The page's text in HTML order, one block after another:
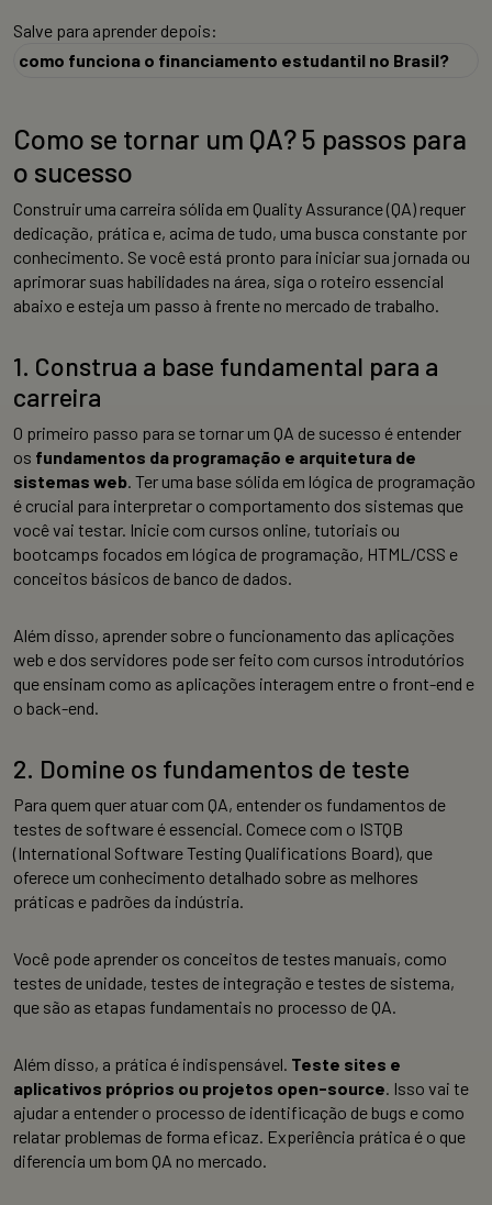
Salve para aprender depois:
como funciona o financiamento estudantil no Brasil?
Como se tornar um QA? 5 passos para
o sucesso
Construir uma carreira sólida em Quality Assurance (QA) requer
dedicação, prática e, acima de tudo, uma busca constante por
conhecimento. Se você está pronto para iniciar sua jornada ou
aprimorar suas habilidades na área, siga o roteiro essencial
abaixo e esteja um passo à frente no mercado de trabalho.
1. Construa a base fundamental para a
carreira
O primeiro passo para se tornar um QA de sucesso é entender
os fundamentos da programação e arquitetura de
sistemas web . Ter uma base sólida em lógica de programação
é crucial para interpretar o comportamento dos sistemas que
você vai testar. Inicie com cursos online, tutoriais ou
bootcamps focados em lógica de programação, HTML/CSS e
conceitos básicos de banco de dados.
Além disso, aprender sobre o funcionamento das aplicações
web e dos servidores pode ser feito com cursos introdutórios
que ensinam como as aplicações interagem entre o front-end e
o back-end.
2. Domine os fundamentos de teste
Para quem quer atuar com QA, entender os fundamentos de
testes de software é essencial. Comece com o ISTQB
(International Software Testing Qualifications Board), que
oferece um conhecimento detalhado sobre as melhores
práticas e padrões da indústria.
Você pode aprender os conceitos de testes manuais, como
testes de unidade, testes de integração e testes de sistema,
que são as etapas fundamentais no processo de QA.
Além disso, a prática é indispensável. Teste sites e
aplicativos próprios ou projetos open-source . Isso vai te
ajudar a entender o processo de identificação de bugs e como
relatar problemas de forma eficaz. Experiência prática é o que
diferencia um bom QA no mercado.